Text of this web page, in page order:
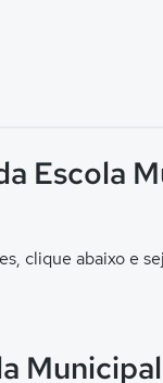
Escola
clique abaixo e